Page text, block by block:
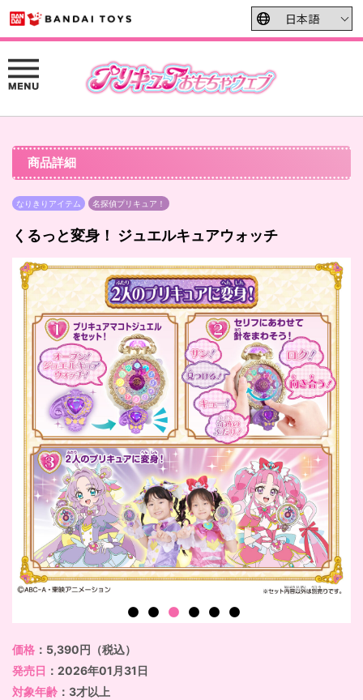
商品詳細
なりきりアイテム 名探偵プリキュア！
くるっと変身！ ジュエルキュアウォッチ
価格 ：5,390円（税込）
発売日 ：2026年01月31日
対象年齢 ：3才以上